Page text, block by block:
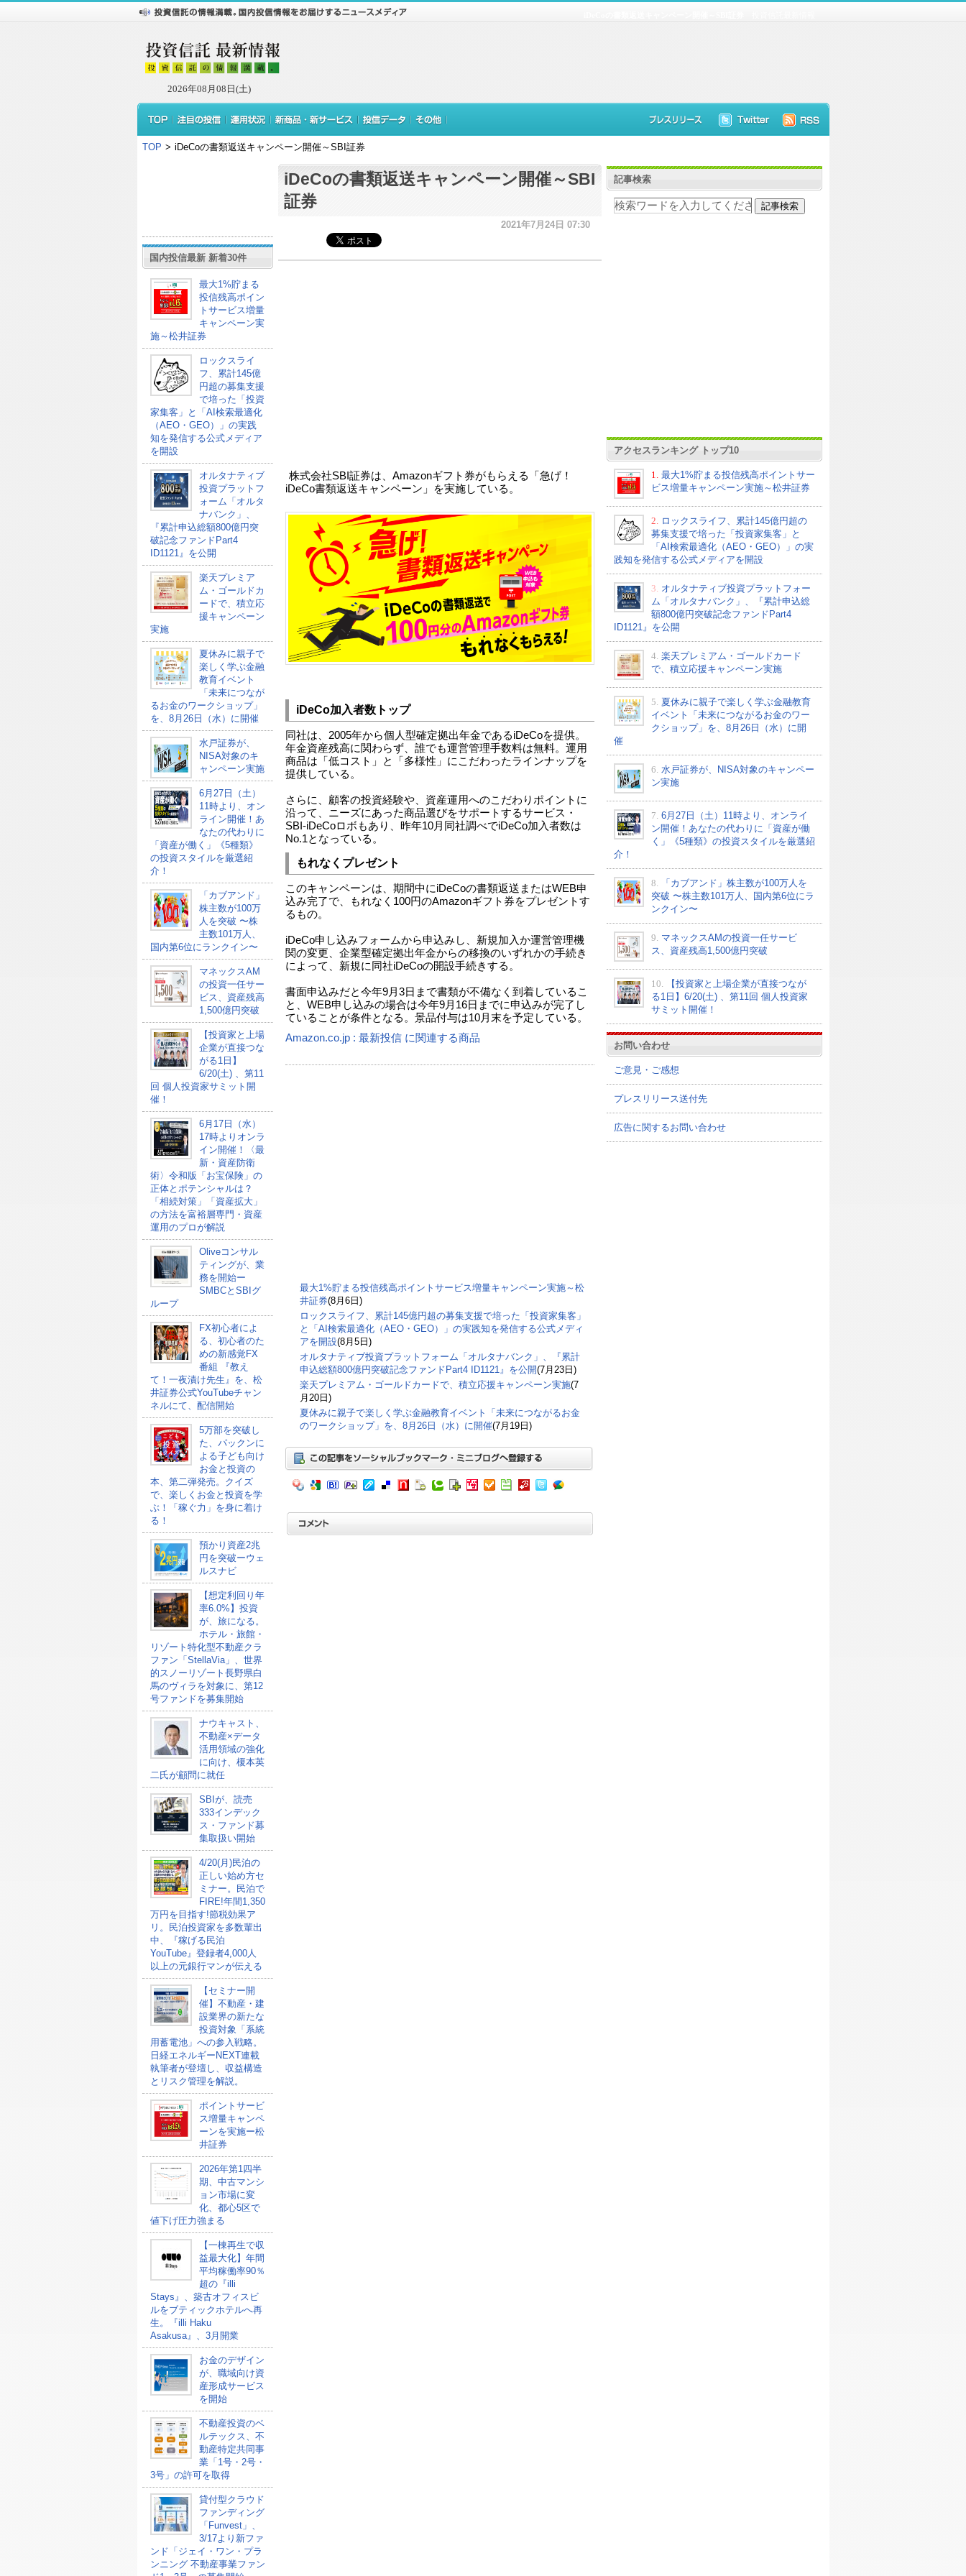
2026年08月08日(土)
TOP > iDeCoの書類返送キャンペーン開催～SBI証券
国内投信最新 新着30件
最大1%貯まる
投信残高ポイン
トサービス増量
キャンペーン実
施～松井証券
ロックスライ
フ、累計145億
円超の募集支援
で培った「投資
家集客」と「AI検索最適化
（AEO・GEO）」の実践
知を発信する公式メディア
を開設
オルタナティブ
投資プラットフ
ォーム「オルタ
ナバンク」、
『累計申込総額800億円突
破記念ファンドPart4
ID1121』を公開
楽天プレミア
ム・ゴールドカ
ードで、積立応
援キャンペーン
実施
夏休みに親子で
楽しく学ぶ金融
教育イベント
「未来につなが
るお金のワークショップ」
を、8月26日（水）に開催
水戸証券が、
NISA対象のキ
ャンペーン実施
6月27日（土）
11時より、オン
ライン開催！あ
なたの代わりに
「資産が働く」《5種類》
の投資スタイルを厳選紹
介！
「カブアンド」
株主数が100万
人を突破 〜株
主数101万人、
国内第6位にランクイン〜
マネックスAM
の投資一任サー
ビス、資産残高
1,500億円突破
【投資家と上場
企業が直接つな
がる1日】
6/20(土) 、第11
回 個人投資家サミット開
催！
6月17日（水）
17時よりオンラ
イン開催！〈最
新・資産防衛
術〉令和版「お宝保険」の
正体とポテンシャルは？
「相続対策」「資産拡大」
の方法を富裕層専門・資産
運用のプロが解説
Oliveコンサル
ティングが、業
務を開始ー
SMBCとSBIグ
ループ
FX初心者によ
る、初心者のた
めの新感覚FX
番組 『教え
て！一夜漬け先生』を、松
井証券公式YouTubeチャン
ネルにて、配信開始
5万部を突破し
た、パックンに
よる子ども向け
お金と投資の
本、第二弾発売。クイズ
で、楽しくお金と投資を学
ぶ！「稼ぐ力」を身に着け
る！
預かり資産2兆
円を突破ーウェ
ルスナビ
【想定利回り年
率6.0%】投資
が、旅になる。
ホテル・旅館・
リゾート特化型不動産クラ
ファン「StellaVia」、世界
的スノーリゾート長野県白
馬のヴィラを対象に、第12
号ファンドを募集開始
ナウキャスト、
不動産×データ
活用領域の強化
に向け、榎本英
二氏が顧問に就任
SBIが、読売
333インデック
ス・ファンド募
集取扱い開始
4/20(月)民泊の
正しい始め方セ
ミナー。民泊で
FIRE!年間1,350
万円を目指す!節税効果ア
リ。民泊投資家を多数輩出
中、『稼げる民泊
YouTube』登録者4,000人
以上の元銀行マンが伝える
【セミナー開
催】不動産・建
設業界の新たな
投資対象「系統
用蓄電池」への参入戦略。
日経エネルギーNEXT連載
執筆者が登壇し、収益構造
とリスク管理を解説。
ポイントサービ
ス増量キャンペ
ーンを実施ー松
井証券
2026年第1四半
期、中古マンシ
ョン市場に変
化、都心5区で
値下げ圧力強まる
【一棟再生で収
益最大化】年間
平均稼働率90％
超の『illi
Stays』、築古オフィスビ
ルをブティックホテルへ再
生。『illi Haku
Asakusa』、3月開業
お金のデザイン
が、職域向け資
産形成サービス
を開始
不動産投資のベ
ルテックス、不
動産特定共同事
業「1号・2号・
3号」の許可を取得
貸付型クラウド
ファンディング
「Funvest」、
3/17より新ファ
ンド「ジェイ・ワン・プラ
ンニング 不動産事業ファン
iDeCoの書類返送キャンペーン開催～SBI
証券
2021年7月24日 07:30
株式会社SBI証券は、Amazonギフト券がもらえる「急げ！
iDeCo書類返送キャンペーン」を実施している。
iDeCo加入者数トップ
同社は、2005年から個人型確定拠出年金であるiDeCoを提供。
年金資産残高に関わらず、誰でも運営管理手数料は無料。運用
商品は「低コスト」と「多様性」にこだわったラインナップを
提供している。
さらに、顧客の投資経験や、資産運用へのこだわりポイントに
沿って、ニーズにあった商品選びをサポートするサービス・
SBI-iDeCoロボもあり、昨年10月同社調べでiDeCo加入者数は
No.1となっている。
もれなくプレゼント
このキャンペーンは、期間中にiDeCoの書類返送またはWEB申
込み完了で、もれなく100円のAmazonギフト券をプレゼントす
るもの。
iDeCo申し込みフォームから申込みし、新規加入か運営管理機
関の変更、企業型確定拠出年金からの移換のいずれかの手続き
によって、新規に同社iDeCoの開設手続きする。
書面申込みだと今年9月3日まで書類が不備なく到着しているこ
と、WEB申し込みの場合は今年9月16日までに申込みが完了し
ていることが条件となる。景品付与は10月末を予定している。
Amazon.co.jp : 最新投信 に関連する商品
最大1%貯まる投信残高ポイントサービス増量キャンペーン実施～松
井証券(8月6日)
ロックスライフ、累計145億円超の募集支援で培った「投資家集客」
と「AI検索最適化（AEO・GEO）」の実践知を発信する公式メディ
アを開設(8月5日)
オルタナティブ投資プラットフォーム「オルタナバンク」、『累計
申込総額800億円突破記念ファンドPart4 ID1121』を公開(7月23日)
楽天プレミアム・ゴールドカードで、積立応援キャンペーン実施(7
月20日)
夏休みに親子で楽しく学ぶ金融教育イベント「未来につながるお金
のワークショップ」を、8月26日（水）に開催(7月19日)
記事検索
アクセスランキング トップ10
1.
最大1%貯まる投信残高ポイントサー
ビス増量キャンペーン実施～松井証券
2.
ロックスライフ、累計145億円超の
募集支援で培った「投資家集客」と
「AI検索最適化（AEO・GEO）」の実
践知を発信する公式メディアを開設
3. オルタナティブ投資プラットフォー
ム「オルタナバンク」、『累計申込総
額800億円突破記念ファンドPart4
ID1121』を公開
4. 楽天プレミアム・ゴールドカード
で、積立応援キャンペーン実施
5. 夏休みに親子で楽しく学ぶ金融教育
イベント「未来につながるお金のワー
クショップ」を、8月26日（水）に開
催
6. 水戸証券が、NISA対象のキャンペー
ン実施
7. 6月27日（土）11時より、オンライ
ン開催！あなたの代わりに「資産が働
く」《5種類》の投資スタイルを厳選紹
介！
8.
「カブアンド」株主数が100万人を
突破 〜株主数101万人、国内第6位にラ
ンクイン〜
9. マネックスAMの投資一任サービ
ス、資産残高1,500億円突破
10.
【投資家と上場企業が直接つなが
る1日】6/20(土) 、第11回 個人投資家
サミット開催！
お問い合わせ
ご意見・ご感想
プレスリリース送付先
広告に関するお問い合わせ